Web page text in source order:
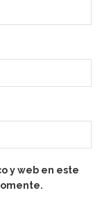
y web en este